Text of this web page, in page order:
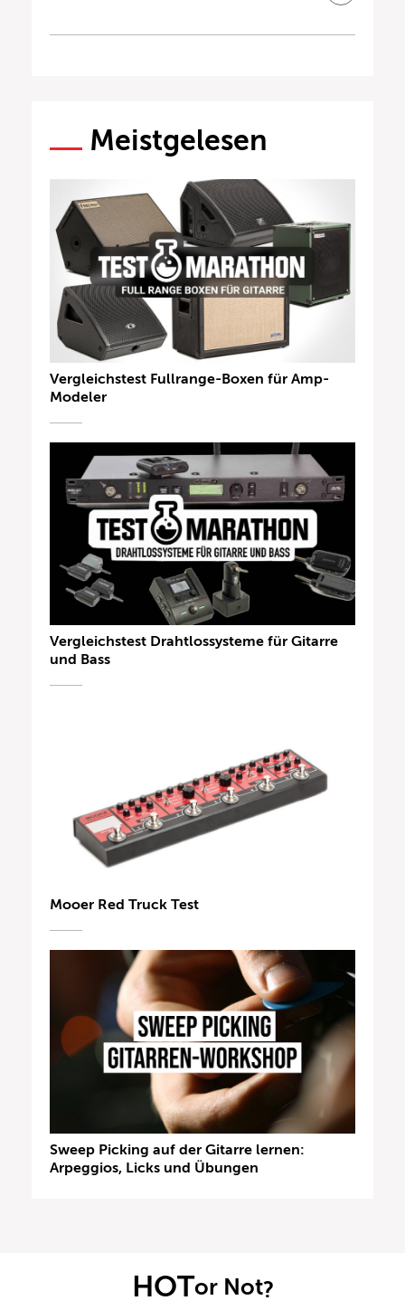
Meistgelesen
Vergleichstest Fullrange-Boxen für Amp-
Modeler
Vergleichstest Drahtlossysteme für Gitarre
und Bass
Mooer Red Truck Test
Sweep Picking auf der Gitarre lernen:
Arpeggios, Licks und Übungen
HOTor Not?